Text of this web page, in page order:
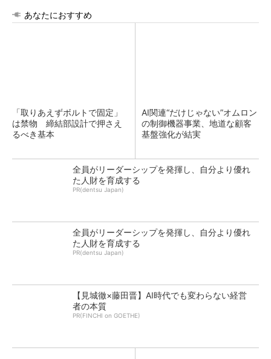
あなたにおすすめ
「取りあえずボルトで固定」
は禁物 締結部設計で押さえ
るべき基本
AI関連“だけじゃない”オムロン
の制御機器事業、地道な顧客
基盤強化が結実
全員がリーダーシップを発揮し、自分より優れ
た人財を育成する
PR(dentsu Japan)
全員がリーダーシップを発揮し、自分より優れ
た人財を育成する
PR(dentsu Japan)
【見城徹×藤田晋】AI時代でも変わらない経営
者の本質
PR(FINCHI on GOETHE)